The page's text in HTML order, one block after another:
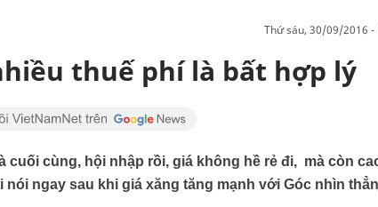
thứ sáu, 30/09/2016 -
thuế phí là bất hợp lý
cùng, hội nhập rồi, giá không hề rẻ đi, mà còn
nói ngay sau khi giá xăng tăng mạnh với Góc nhìn